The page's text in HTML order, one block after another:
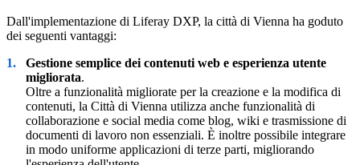
Dall'implementazione di Liferay DXP, la città di Vienna ha goduto
dei seguenti vantaggi:
Gestione semplice dei contenuti web e esperienza utente
migliorata.
Oltre a funzionalità migliorate per la creazione e la modifica di
contenuti, la Città di Vienna utilizza anche funzionalità di
collaborazione e social media come blog, wiki e trasmissione di
documenti di lavoro non essenziali. È inoltre possibile integrare
in modo uniforme applicazioni di terze parti, migliorando